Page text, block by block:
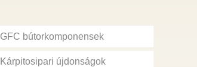
GFC bútorkomponensek
Kárpitosipari újdonságok